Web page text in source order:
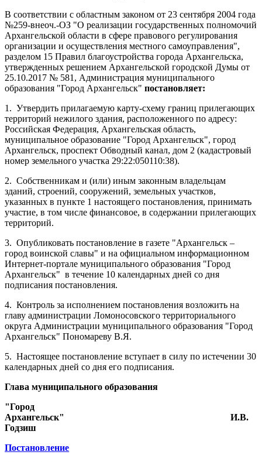
В соответствии с областным законом от 23 сентября 2004 года
№259-внеоч.-ОЗ "О реализации государственных полномочий
Архангельской области в сфере правового регулирования
организации и осуществления местного самоуправления",
разделом 15 Правил благоустройства города Архангельска,
утвержденных решением Архангельской городской Думы от
25.10.2017 № 581, Администрация муниципального
образования "Город Архангельск" постановляет:
1. Утвердить прилагаемую карту-схему границ прилегающих
территорий нежилого здания, расположенного по адресу:
Российская Федерация, Архангельская область,
муниципальное образование "Город Архангельск", город
Архангельск, проспект Обводный канал, дом 2 (кадастровый
номер земельного участка 29:22:050110:38).
2. Собственникам и (или) иным законным владельцам
зданий, строений, сооружений, земельных участков,
указанных в пункте 1 настоящего постановления, принимать
участие, в том числе финансовое, в содержании прилегающих
территорий.
3. Опубликовать постановление в газете "Архангельск –
город воинской славы" и на официальном информационном
Интернет-портале муниципального образования "Город
Архангельск" в течение 10 календарных дней со дня
подписания постановления.
4. Контроль за исполнением постановления возложить на
главу администрации Ломоносовского территориального
округа Администрации муниципального образования "Город
Архангельск" Пономареву В.Я.
5. Настоящее постановление вступает в силу по истечении 30
календарных дней со дня его подписания.
Глава муниципального образования
"Город
Архангельск"
И.В.
Годзиш
Постановление